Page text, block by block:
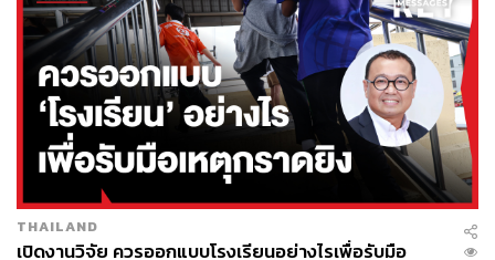
มามีสุขภาพร่างกายที่แข็งแรง อาศัยอยู่ในเมืองที่จะไม่ทำให้
เขาต้องเจ็บป่วยจากปัญหามลพิษทางอากาศ พวกเขาไม่
สมควรต้องแบกรับผลกระทบจากปัญหานี้ไปตลอดทั้งชีวิตที่
เหลือของพวกเขา”
โดยการฟ้องร้องรัฐบาลเยอรมนีในครั้งนี้ ผู้ร้องไม่ได้เรียกร้อง
ค่าชดเชยในรูปแบบของตัวเงิน เพียงแต่ต้องการให้รัฐบาล
ลงมือจัดการแก้ไขปัญหามลพิษนี้อย่างจริงจัง พร้อมสร้าง
ความตระหนักรู้เกี่ยวกับปัญหามลพิษทางอากาศ และวิธีที่
THAILAND
เปิดงานวิจัย ควรออกแบบโรงเรียนอย่างไรเพื่อรับมือ